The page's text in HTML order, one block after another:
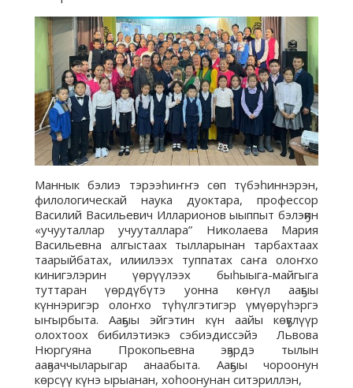
Маннык бэлиэ тэрээһиҥҥэ сөп түбэһиннэрэн,
филологическай наука дуоктара, профессор
Василий Васильевич Илларионов ыыппыт бэлэҕин
«учууталлар учууталлара” Николаева Мария
Васильевна алгыстаах тылларынан тарбахтаах
таарыйбатах, илиилээх туппатах саҥа олоҥхо
кинигэлэрин үөрүүлээх быһыыга-майгыга
туттаран үөрдүбүтэ уонна көҥүл ааҕыы
күннэригэр олоҥхо түһүлгэтигэр үмүөрүһэргэ
ыҥырбыта. Ааҕыы эйгэтин күн аайы көҕүлүүр
олохтоох бибилэтиэкэ сэбиэдиссэйэ Львова
Нюргуяна Прокопьевна эҕэрдэ тылын
ааҕааччыларыгар анаабыта. Ааҕыы чороонун
көрсүү күнэ ырыанан, хоһоонунан ситэриллэн,